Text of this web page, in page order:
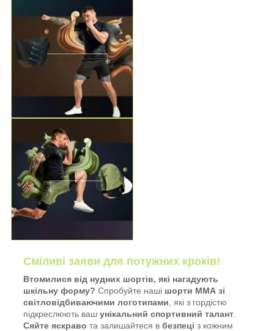
Сміливі заяви для потужних кроків!
Втомилися від нудних шортів, які нагадують
шкільну форму? Спробуйте наші шорти ММА зі
світловідбиваючими логотипами , які з гордістю
підкреслюють ваш унікальний спортивний талант
Сяйте яскраво та залишайтеся в безпеці з кожним